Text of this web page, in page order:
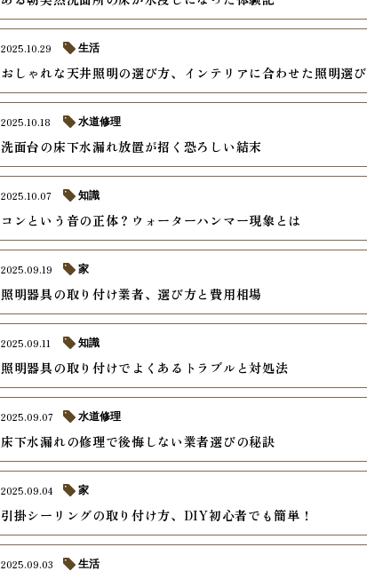
おしゃれな天井照明の選び方、インテリアに合わせた照明選び
2025.10.29 生活
洗面台の床下水漏れ放置が招く恐ろしい結末
2025.10.18 水道修理
コンという音の正体？ウォーターハンマー現象とは
2025.10.07 知識
照明器具の取り付け業者、選び方と費用相場
2025.09.19 家
照明器具の取り付けでよくあるトラブルと対処法
2025.09.11 知識
床下水漏れの修理で後悔しない業者選びの秘訣
2025.09.07 水道修理
引掛シーリングの取り付け方、DIY初心者でも簡単！
2025.09.04 家
2025.09.03 生活